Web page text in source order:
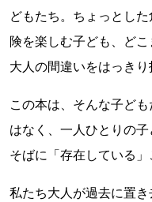
どもたち。ちょっとし
険を楽しむ子ども、どこ
大人の間違いをはっきり
この本は、そんな子ど
はなく、一人ひとりの
そばに「存在している」
私たち大人が過去に置き